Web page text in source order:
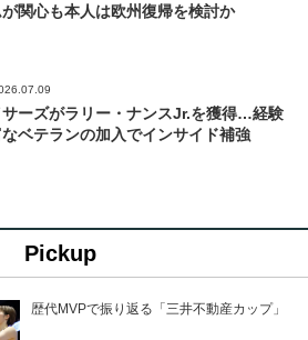
関心も本人は欧州復帰を検討か
ーズがラリー・ナンスJr.を獲得…経験
ベテランの加入でインサイド補強
Pickup
歴代MVPで振り返る「三井不動産カップ」